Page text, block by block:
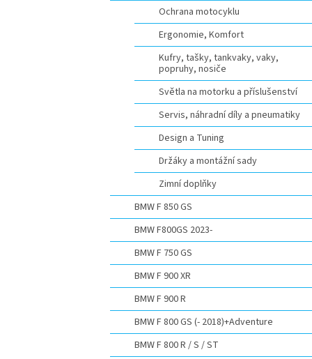
Ochrana motocyklu
Ergonomie, Komfort
Kufry, tašky, tankvaky, vaky,
popruhy, nosiče
Světla na motorku a příslušenství
Servis, náhradní díly a pneumatiky
Design a Tuning
Držáky a montážní sady
Zimní doplňky
BMW F 850 GS
BMW F800GS 2023-
BMW F 750 GS
BMW F 900 XR
BMW F 900 R
BMW F 800 GS (- 2018)+Adventure
BMW F 800 R / S / ST